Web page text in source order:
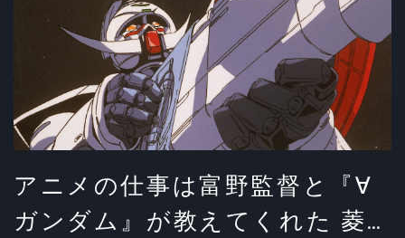
アニメの仕事は富野監督と『∀
ガンダム』が教えてくれた 菱